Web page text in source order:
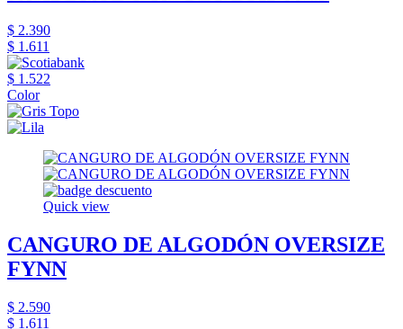
$ 2.390
$ 1.611
$ 1.522
Color
Quick view
CANGURO DE ALGODÓN OVERSIZE
FYNN
$ 2.590
$ 1.611